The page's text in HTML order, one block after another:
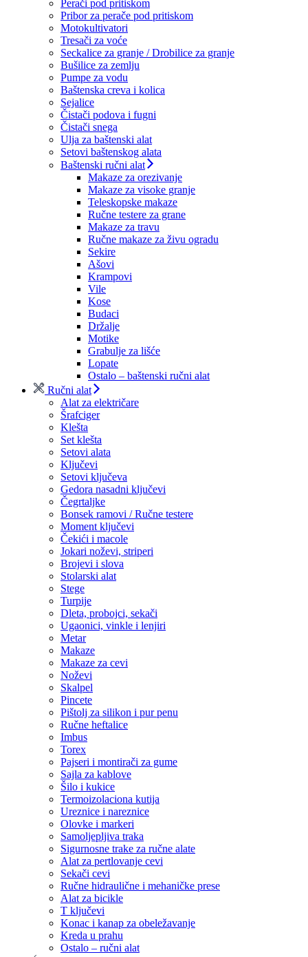
Perači pod pritiskom
Pribor za perače pod pritiskom
Motokultivatori
Tresači za voće
Seckalice za granje / Drobilice za granje
Bušilice za zemlju
Pumpe za vodu
Baštenska creva i kolica
Sejalice
Čistači podova i fugni
Čistači snega
Ulja za baštenski alat
Setovi baštenskog alata
Baštenski ručni alat
Makaze za orezivanje
Makaze za visoke granje
Teleskopske makaze
Ručne testere za grane
Makaze za travu
Ručne makaze za živu ogradu
Sekire
Ašovi
Krampovi
Vile
Kose
Budaci
Držalje
Motike
Grabulje za lišće
Lopate
Ostalo – baštenski ručni alat
Ručni alat
Alat za električare
Šrafciger
Klešta
Set klešta
Setovi alata
Ključevi
Setovi ključeva
Gedora nasadni ključevi
Čegrtaljke
Bonsek ramovi / Ručne testere
Moment ključevi
Čekići i macole
Jokari noževi, striperi
Brojevi i slova
Stolarski alat
Stege
Turpije
Dleta, probojci, sekači
Ugaonici, vinkle i lenjiri
Metar
Makaze
Makaze za cevi
Noževi
Skalpel
Pincete
Pištolj za silikon i pur penu
Ručne heftalice
Imbus
Torex
Pajseri i montirači za gume
Sajla za kablove
Šilo i kukice
Termoizolaciona kutija
Ureznice i nareznice
Olovke i markeri
Samoljepljiva traka
Sigurnosne trake za ručne alate
Alat za pertlovanje cevi
Sekači cevi
Ručne hidraulične i mehaničke prese
Alat za bicikle
T ključevi
Konac i kanap za obeležavanje
Kreda u prahu
Ostalo – ručni alat